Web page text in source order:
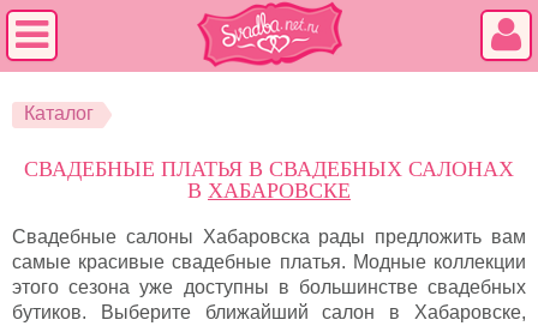
Каталог
СВАДЕБНЫЕ ПЛАТЬЯ В СВАДЕБНЫХ САЛОНАХ
В ХАБАРОВСКЕ
Свадебные салоны Хабаровска рады предложить вам
самые красивые свадебные платья. Модные коллекции
этого сезона уже доступны в большинстве свадебных
бутиков. Выберите ближайший салон в Хабаровске,